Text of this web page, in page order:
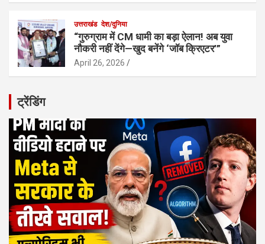
उत्तराखंड देश/दुनिया
“गुरुग्राम में CM धामी का बड़ा ऐलान! अब युवा
नौकरी नहीं देंगे—खुद बनेंगे ‘जॉब क्रिएटर’”
April 26, 2026
ट्रेंडिंग